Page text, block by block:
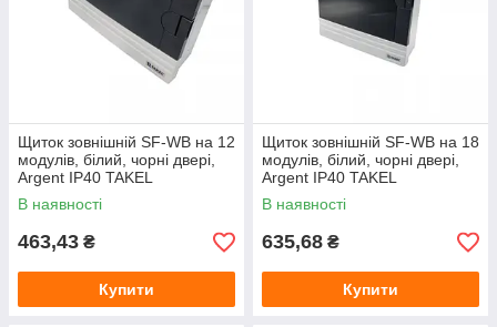
Щиток зовнішній SF-WB на 12
модулів, білий, чорні двері,
Argent IP40 TAKEL
В наявності
463,43 ₴
Купити
Щиток зовнішній SF-WB на 18
модулів, білий, чорні двері,
Argent IP40 TAKEL
В наявності
635,68 ₴
Купити